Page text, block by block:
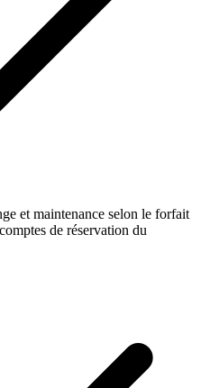
et maintenance selon le forfait
de réservation du